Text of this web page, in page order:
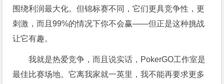
围绕利润最大化。但锦标赛不同，它们更具竞争性，更
刺激，而且99%的情况下你不会赢——但正是这种挑战
让它有趣。
我就是热爱竞争，而且说实话，PokerGO工作室是
最佳比赛场地。它离我家就一英里，我不能再要求更多